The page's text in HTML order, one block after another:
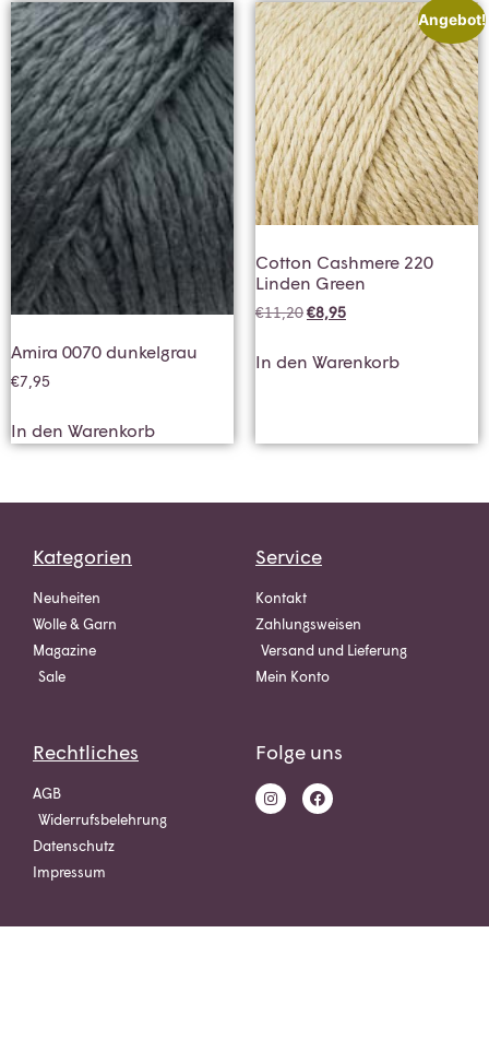
Amira 0070 dunkelgrau
€7,95
In den Warenkorb
Angebot!
Cotton Cashmere 220
Linden Green
€11,20€8,95
In den Warenkorb
Kategorien
Neuheiten
Wolle & Garn
Magazine
Sale
Service
Kontakt
Zahlungsweisen
Versand und Lieferung
Mein Konto
Rechtliches
AGB
Widerrufsbelehrung
Datenschutz
Impressum
Folge uns